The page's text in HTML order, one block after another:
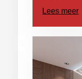
Lees meer